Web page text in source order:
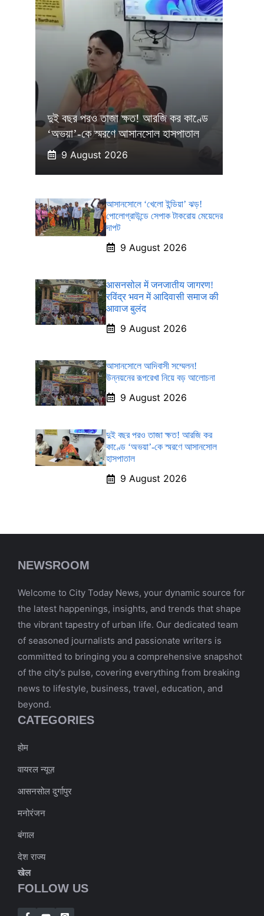
দুই বছর পরও তাজা ক্ষত! আরজি কর কাণ্ডে
‘অভয়া’-কে স্মরণে আসানসোল হাসপাতাল
9 August 2026
আসানসোলে ‘খেলো ইন্ডিয়া’ ঝড়!
পোলোগ্রাউন্ডে সেপাক টাকরোয় মেয়েদের
দাপট
9 August 2026
आसनसोल में जनजातीय जागरण!
रविंद्र भवन में आदिवासी समाज की
आवाज बुलंद
9 August 2026
আসানসোলে আদিবাসী সম্মেলন!
উন্নয়নের রূপরেখা নিয়ে বড় আলোচনা
9 August 2026
দুই বছর পরও তাজা ক্ষত! আরজি কর
কাণ্ডে ‘অভয়া’-কে স্মরণে আসানসোল
হাসপাতাল
9 August 2026
NEWSROOM
Welcome to City Today News, your dynamic source for
the latest happenings, insights, and trends that shape
the vibrant tapestry of urban life. Our dedicated team
of seasoned journalists and passionate writers is
committed to bringing you a comprehensive snapshot
of the city's pulse, covering everything from breaking
news to lifestyle, business, travel, education, and
beyond.
CATEGORIES
होम
वायरल न्यूज़
आसनसोल दुर्गापुर
मनोरंजन
बंगाल
देश राज्य
खेल
FOLLOW US